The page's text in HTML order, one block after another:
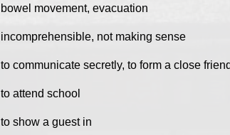
bowel movement, evacuation
incomprehensible, not making sense
to communicate secretly, to form a close
to attend school
to show a guest in